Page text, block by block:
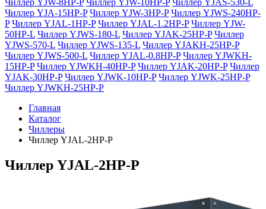
Чиллер YJW-8HP-P Чиллер YJW-10HP-P Чиллер YJAS-530-L
Чиллер YJA-15HP-P Чиллер YJW-3HP-P Чиллер YJWS-240HP-
P Чиллер YJAL-1HP-P Чиллер YJAL-1.2HP-P Чиллер YJW-
50HP-L Чиллер YJWS-180-L Чиллер YJAK-25HP-P Чиллер
YJWS-570-L Чиллер YJWS-135-L Чиллер YJAKH-25HP-P
Чиллер YJWS-500-L Чиллер YJAL-0.8HP-P Чиллер YJWKH-
15HP-P Чиллер YJWKH-40HP-P Чиллер YJAK-20HP-P Чиллер
YJAK-30HP-P Чиллер YJWK-10HP-P Чиллер YJWK-25HP-P
Чиллер YJWKH-25HP-P
Главная
Каталог
Чиллеры
Чиллер YJAL-2HP-P
Чиллер YJAL-2HP-P